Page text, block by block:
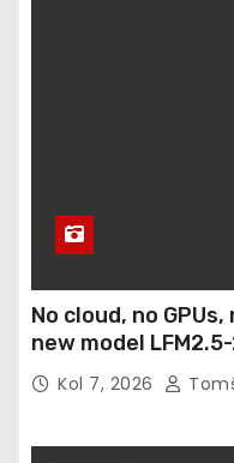
No cloud, no
new model
agents to devices
Kol 7, 2026